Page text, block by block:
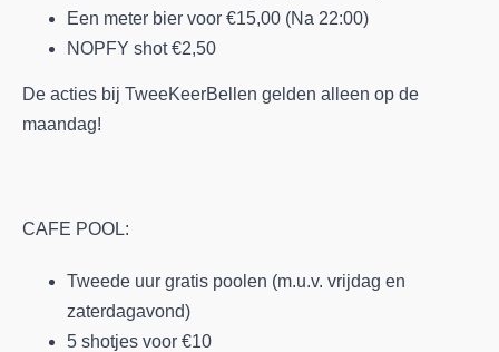
Een meter bier voor €15,00 (Na 22:00)
NOPFY shot €2,50
De acties bij TweeKeerBellen gelden alleen op de
maandag!
CAFE POOL:
Tweede uur gratis poolen (m.u.v. vrijdag en
zaterdagavond)
5 shotjes voor €10